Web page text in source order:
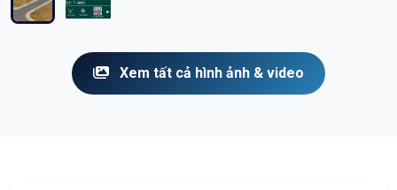
Xem tất cả hình ảnh & video